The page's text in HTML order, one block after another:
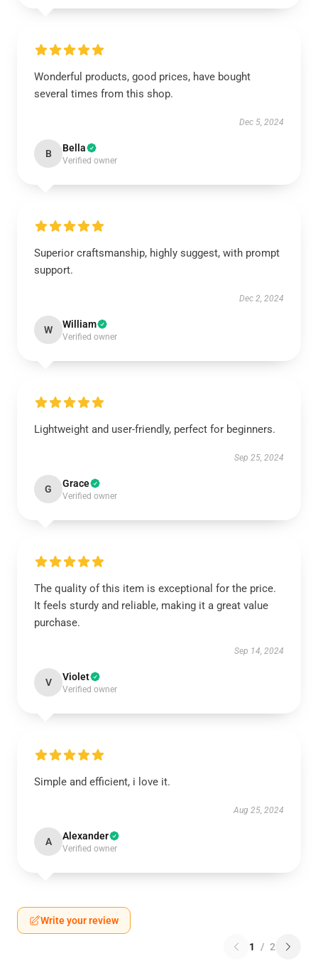
Wonderful products, good prices, have bought
several times from this shop.
Dec 5, 2024
B Bella
Verified owner
Superior craftsmanship, highly suggest, with prompt
support.
Dec 2, 2024
W William
Verified owner
Lightweight and user-friendly, perfect for beginners.
Sep 25, 2024
G Grace
Verified owner
The quality of this item is exceptional for the price.
It feels sturdy and reliable, making it a great value
purchase.
Sep 14, 2024
V Violet
Verified owner
Simple and efficient, i love it.
Aug 25, 2024
A Alexander
Verified owner
Write your review
1 / 2